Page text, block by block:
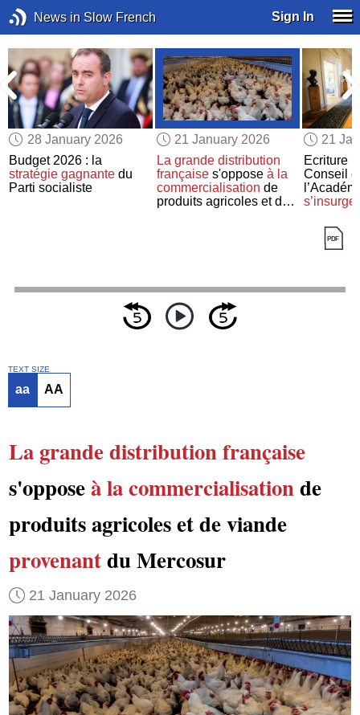
News in Slow French Sign In
28 January 2026
Budget 2026 : la
stratégie gagnante du
Parti socialiste
21 January 2026
La grande distribution
françaises'oppose à la
commercialisation de
produits agricoles et de
21
Ecriture
Conseil
s’insurge
TEXT SIZE
aa AA
La grande distribution française
s'opposeà la commercialisationde
produits agricoles et de viande
provenantdu Mercosur
21 January 2026